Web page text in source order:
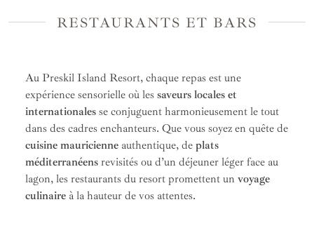
RESTAURANTS ET BARS
Au Preskil Island Resort, chaque repas est une
expérience sensorielle où les saveurs locales et
internationales se conjuguent harmonieusement le tout
dans des cadres enchanteurs. Que vous soyez en quête de
cuisine mauricienne authentique, de plats
méditerranéens revisités ou d’un déjeuner léger face au
lagon, les restaurants du resort promettent un voyage
culinaire à la hauteur de vos attentes.